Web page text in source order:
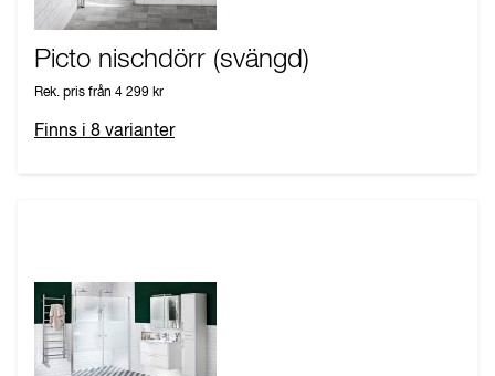
Picto nischdörr (svängd)
Rek. pris från 4 299 kr
Finns i 8 varianter